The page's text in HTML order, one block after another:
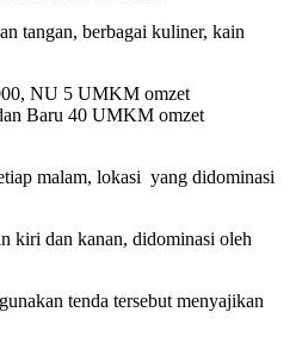
tangan, berbagai kuliner, kain
NU 5 UMKM omzet
Baru 40 UMKM omzet
malam, lokasi yang didominasi
kiri dan kanan, didominasi oleh
tenda tersebut menyajikan